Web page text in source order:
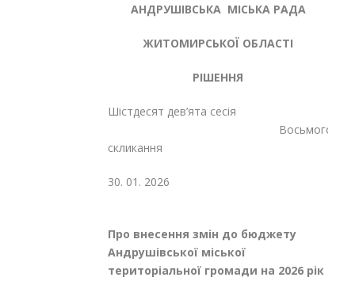
АНДРУШІВСЬКА МІСЬКА РАДА
ЖИТОМИРСЬКОЇ ОБЛАСТІ
РІШЕННЯ
Шістдесят дев’ята сесія
Восьмого
скликання
30. 01. 2026
Про внесення змін до бюджету
Андрушівської міської
територіальної громади на 2026 рік